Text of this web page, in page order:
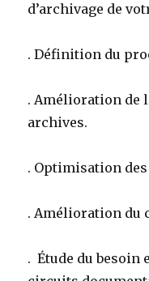
d’archivage de
. Définition du
. Amélioration de
archives.
. Optimisation des
. Amélioration du
. Étude du besoin